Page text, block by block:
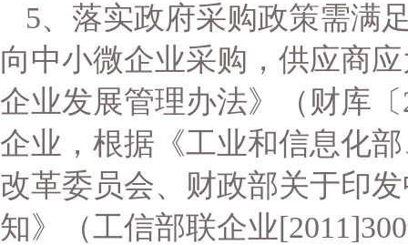
5、落实政府采购政策需满
向中小微企业采购， 供应商
企业发展管理办法》（财库〔
企业， 根据《工业和信息化
改革委员会、财政部关于印
知》（工信部联企业